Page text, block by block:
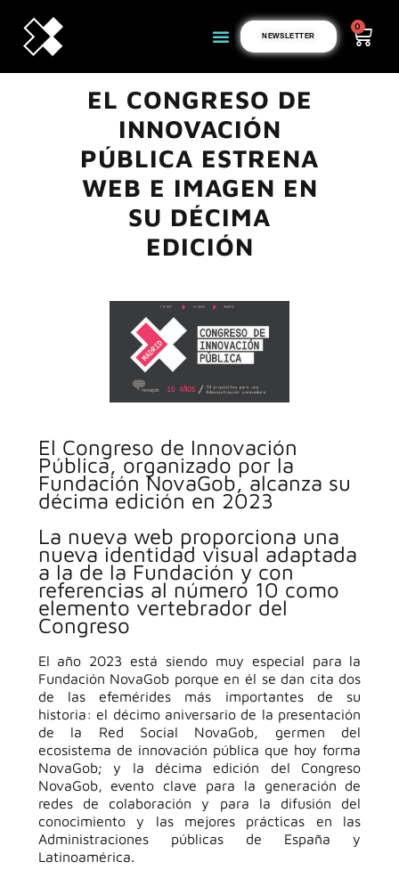
NEWSLETTER
0
EL CONGRESO DE
INNOVACIÓN
PÚBLICA ESTRENA
WEB E IMAGEN EN
SU DÉCIMA
EDICIÓN
El Congreso de Innovación
Pública, organizado por la
Fundación NovaGob, alcanza su
décima edición en 2023
La nueva web proporciona una
nueva identidad visual adaptada
a la de la Fundación y con
referencias al número 10 como
elemento vertebrador del
Congreso
El año 2023 está siendo muy especial para la
Fundación NovaGob porque en él se dan cita dos
de las efemérides más importantes de su
historia: el décimo aniversario de la presentación
de la Red Social NovaGob, germen del
ecosistema de innovación pública que hoy forma
NovaGob; y la décima edición del Congreso
NovaGob, evento clave para la generación de
redes de colaboración y para la difusión del
conocimiento y las mejores prácticas en las
Administraciones públicas de España y
Latinoamérica.